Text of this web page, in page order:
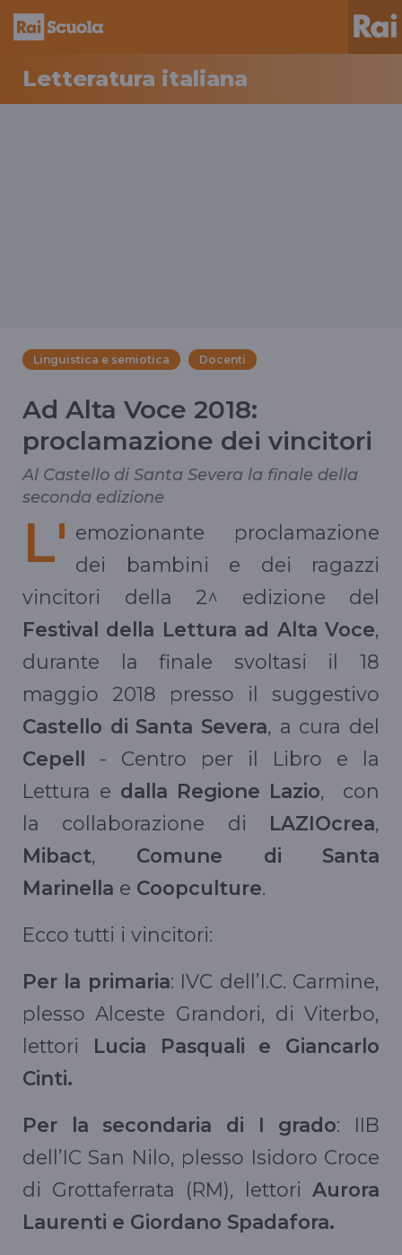
Letteratura italiana
Linguistica e semiotica Docenti
Ad Alta Voce 2018:
proclamazione dei vincitori
Al Castello di Santa Severa la finale della
seconda edizione
L' emozionante proclamazione
dei bambini e dei ragazzi
vincitori della 2^ edizione del
Festival della Lettura ad Alta Voce,
durante la finale svoltasi il 18
maggio 2018 presso il suggestivo
Castello di Santa Severa, a cura del
Cepell - Centro per il Libro e la
Lettura e dalla Regione Lazio, con
la collaborazione di LAZIOcrea,
Mibact, Comune di Santa
Marinella e Coopculture.
Ecco tutti i vincitori:
Per la primaria: IVC dell’I.C. Carmine,
plesso Alceste Grandori, di Viterbo,
lettori Lucia Pasquali e Giancarlo
Cinti.
Per la secondaria di I grado: IIB
dell’IC San Nilo, plesso Isidoro Croce
di Grottaferrata (RM), lettori Aurora
Laurenti e Giordano Spadafora.